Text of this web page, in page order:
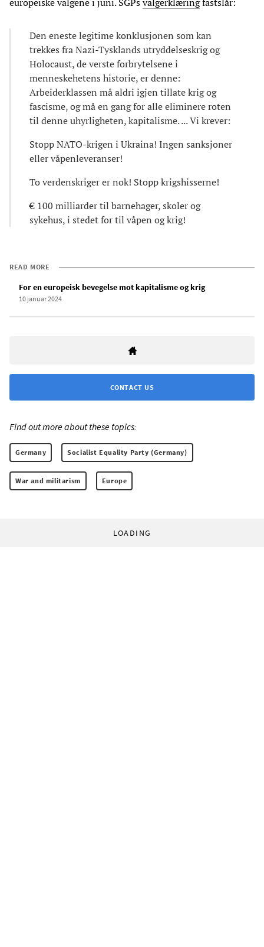
Den eneste legitime konklusjonen som kan
trekkes fra Nazi-Tysklands utryddelseskrig og
Holocaust, de verste forbrytelsene i
menneskehetens historie, er denne:
Arbeiderklassen må aldri igjen tillate krig og
fascisme, og må en gang for alle eliminere roten
til denne uhyrligheten, kapitalisme. ... Vi krever:
Stopp NATO-krigen i Ukraina! Ingen sanksjoner
eller våpenleveranser!
To verdenskriger er nok! Stopp krigshisserne!
€ 100 milliarder til barnehager, skoler og
sykehus, i stedet for til våpen og krig!
READ MORE
For en europeisk bevegelse mot kapitalisme og krig
10 januar 2024
CONTACT US
Find out more about these topics:
Germany Socialist Equality Party (Germany)
War and militarism Europe
LOADING